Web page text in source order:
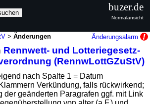
>Änderungen Änderungsalarm
Rennwett- und Lotteriegesetz-
(RennwLottGZuStV)
nach Spalte 1 = Datum
Verkündung, falls rückwirkend;
der geänderten Paragrafen ggf. mit Link
buzer.de
Normalansicht